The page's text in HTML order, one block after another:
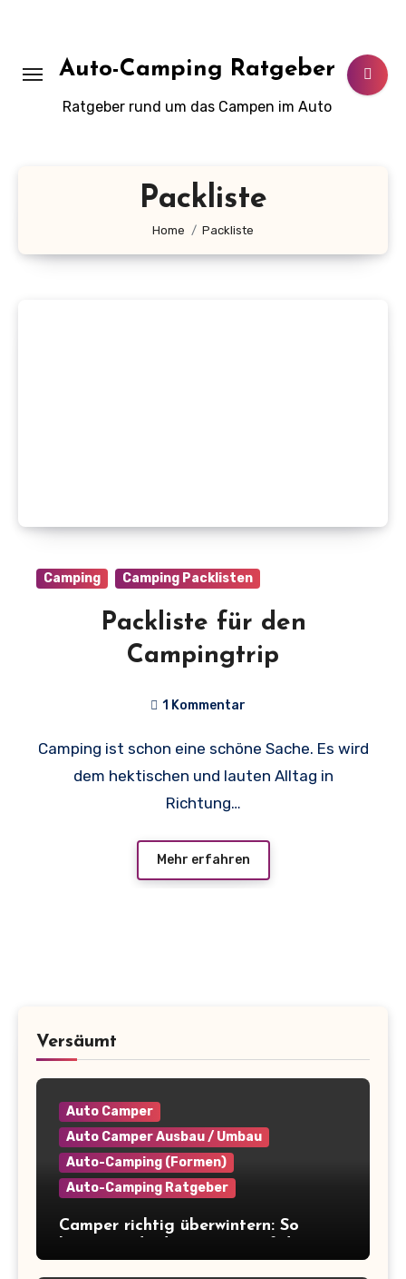
Auto-Camping Ratgeber
Ratgeber rund um das Campen im Auto
Packliste
Home Packliste
Camping Camping Packlisten
Packliste für den
Campingtrip
1 Kommentar
Camping ist schon eine schöne Sache. Es wird
dem hektischen und lauten Alltag in
Richtung…
Mehr erfahren
Versäumt
Auto Camper
Auto Camper Ausbau / Umbau
Auto-Camping (Formen)
Auto-Camping Ratgeber
Camper richtig überwintern: So
Winterpause vor